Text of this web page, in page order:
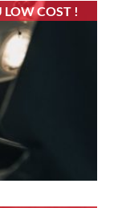
LOW COST !